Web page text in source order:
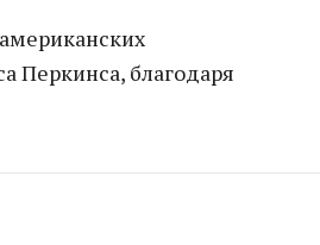
Перкинса, благодаря